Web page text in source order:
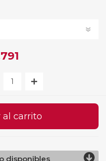
al carrito
disponibles